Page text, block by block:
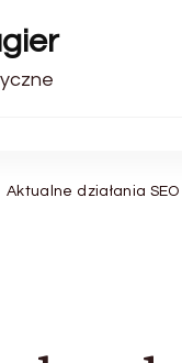
Aktualne działania